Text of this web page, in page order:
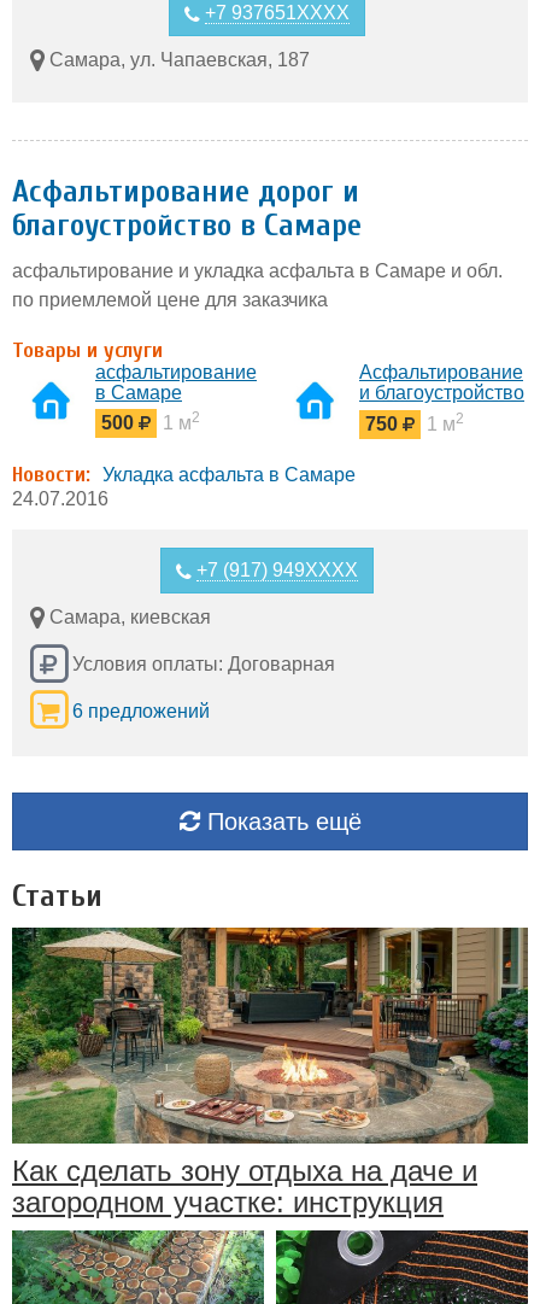
+7 937651XXXX
Самара, ул. Чапаевская, 187
Асфальтирование дорог и
благоустройство в Самаре
асфальтирование и укладка асфальта в Самаре и обл.
по приемлемой цене для заказчика
Товары и услуги
асфальтирование
в Самаре
500
1 м2
Асфальтирование
и благоустройство
в Самаре
750 1 м2
Новости: Укладка асфальта в Самаре
24.07.2016
+7 (917) 949XXXX
Самара, киевская
Условия оплаты: Договарная
6 предложений
Показать ещё
Статьи
Как сделать зону отдыха на даче и
загородном участке: инструкция